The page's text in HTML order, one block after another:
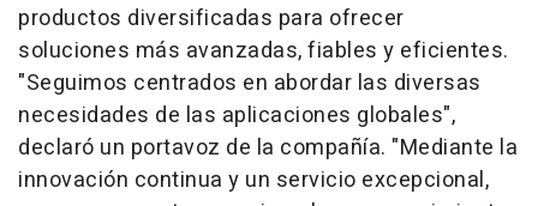
productos diversificadas para ofrecer
soluciones más avanzadas, fiables y eficientes.
"Seguimos centrados en abordar las diversas
necesidades de las aplicaciones globales",
declaró un portavoz de la compañía. "Mediante la
innovación continua y un servicio excepcional,